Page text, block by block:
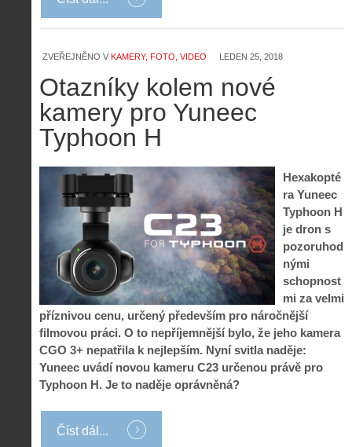
ZVEŘEJNĚNO V KAMERY, FOTO, VIDEO LEDEN 25, 2018
Otazníky kolem nové
kamery pro Yuneec
Typhoon H
Hexakopté
ra Yuneec
Typhoon H
je dron s
pozoruhod
nými
schopnost
mi za velmi
příznivou cenu, určený především pro náročnější
filmovou práci. O to nepříjemnější bylo, že jeho kamera
CGO 3+ nepatřila k nejlepším. Nyní svitla naděje:
Yuneec uvádí novou kameru C23 určenou právě pro
Typhoon H. Je to naděje oprávněná?
Číst dál...